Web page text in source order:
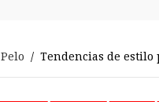
Pelo / Tendencias de estilo